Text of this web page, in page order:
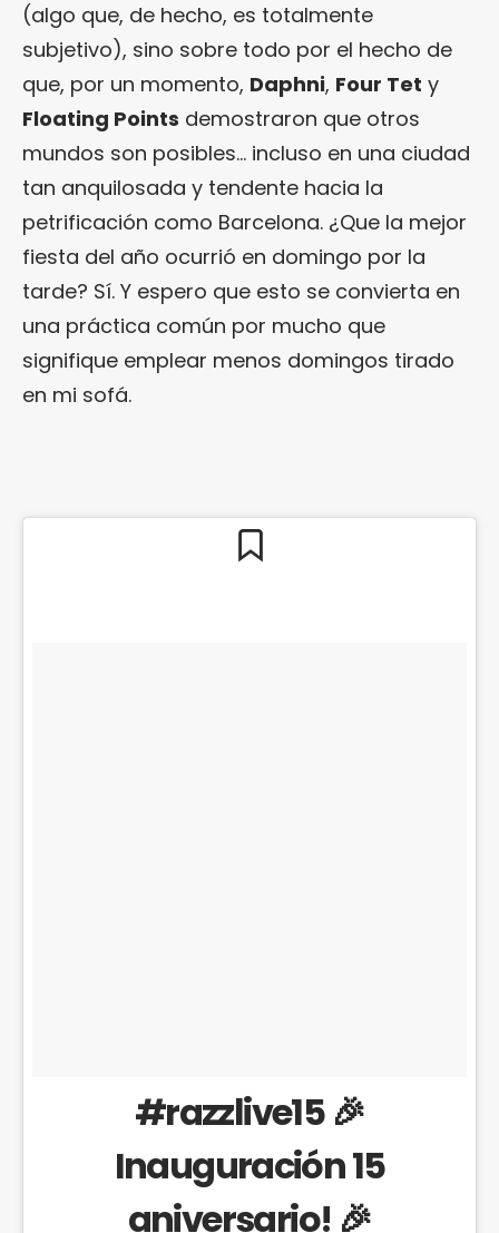
(algo que, de hecho, es totalmente
subjetivo), sino sobre todo por el hecho de
que, por un momento, Daphni, Four Tet y
Floating Points demostraron que otros
mundos son posibles… incluso en una ciudad
tan anquilosada y tendente hacia la
petrificación como Barcelona. ¿Que la mejor
fiesta del año ocurrió en domingo por la
tarde? Sí. Y espero que esto se convierta en
una práctica común por mucho que
signifique emplear menos domingos tirado
en mi sofá.
#razzlive15 🎉
Inauguración 15
aniversario! 🎉